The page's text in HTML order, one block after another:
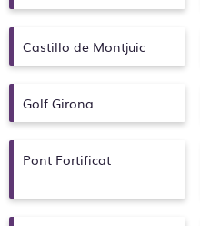
Garrotxa
Castillo de Montjuic
Golf Girona
Pont Fortificat